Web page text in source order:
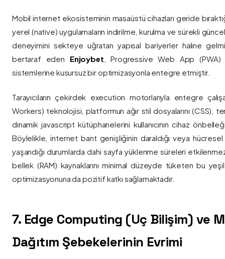
Mobil internet ekosisteminin masaüstü cihazları geride
yerel (native) uygulamaların indirilme, kurulma ve sürekli
deneyimini sekteye uğratan yapısal bariyerler haline
bertaraf eden Enjoybet , Progressive Web App (PWA)
sistemlerine kusursuz bir optimizasyonla entegre etmiştir.
Tarayıcıların çekirdek execution motorlarıyla entegre
Workers) teknolojisi, platformun ağır stil dosyalarını (CSS),
dinamik javascript kütüphanelerini kullanıcının cihaz
Böylelikle, internet bant genişliğinin daraldığı veya
yaşandığı durumlarda dahi sayfa yüklenme süreleri
bellek (RAM) kaynaklarını minimal düzeyde tüketen bu yeşil
optimizasyonuna da pozitif katkı sağlamaktadır.
7. Edge Computing (Uç Bilişim) ve
Dağıtım Şebekelerinin Evrimi